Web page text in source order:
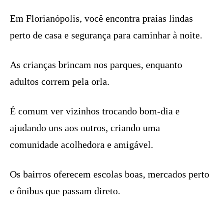
Em Florianópolis, você encontra praias lindas
perto de casa e segurança para caminhar à noite.
As crianças brincam nos parques, enquanto
adultos correm pela orla.
É comum ver vizinhos trocando bom-dia e
ajudando uns aos outros, criando uma
comunidade acolhedora e amigável.
Os bairros oferecem escolas boas, mercados perto
e ônibus que passam direto.